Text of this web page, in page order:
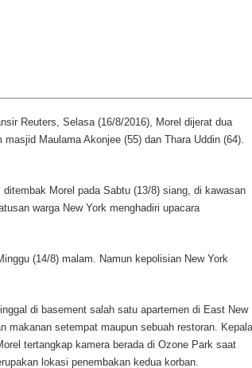
Reuters, Selasa (16/8/2016), Morel dijerat dua
Maulama Akonjee (55) dan Thara Uddin (64).
Morel pada Sabtu (13/8) siang, di kawasan
warga New York menghadiri upacara
(14/8) malam. Namun kepolisian New York
di basement salah satu apartemen di East New
makanan setempat maupun sebuah restoran. Kepala
tertangkap kamera berada di Ozone Park saat
lokasi penembakan kedua korban.